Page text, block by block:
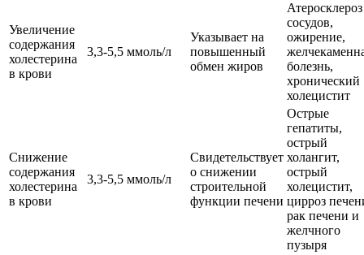
Увеличение
содержания
холестерина
в крови
3,3-5,5 ммоль/л
Указывает на
повышенный
обмен жиров
Атеросклероз
сосудов,
ожирение,
болезнь,
хронический
холецистит
Снижение
содержания
холестерина
в крови
3,3-5,5 ммоль/л
Свидетельствует
о снижении
строительной
функции печени
Острые
гепатиты,
острый
холангит,
острый
холецистит,
цирроз
рак печени и
желчного
пузыря